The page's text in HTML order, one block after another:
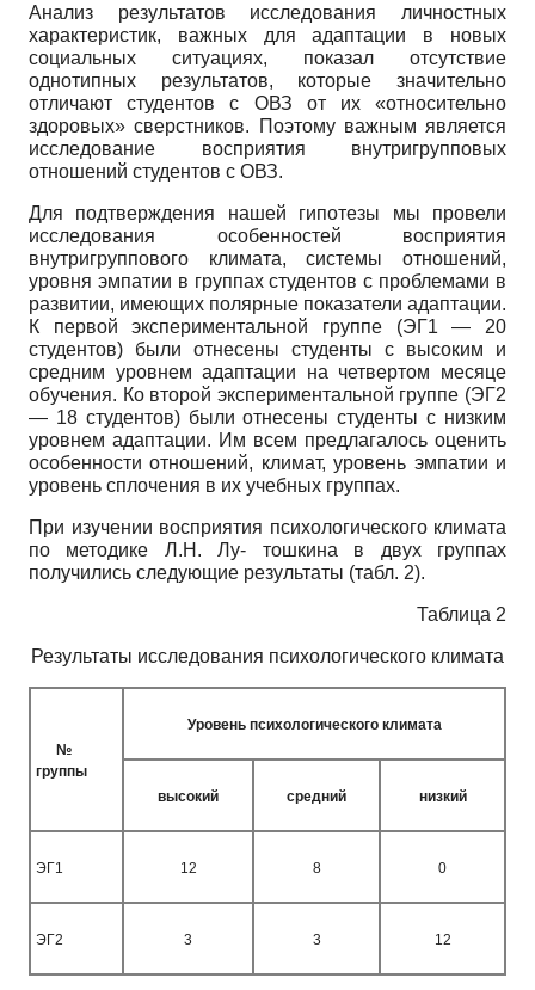
Анализ результатов исследования личностных
характеристик, важных для адаптации в новых
социальных ситуациях, показал отсутствие
однотипных результатов, которые значительно
отличают студентов с ОВЗ от их «относительно
здоровых» сверстников. Поэтому важным является
исследование восприятия внутригрупповых
отношений студентов с ОВЗ.
Для подтверждения нашей гипотезы мы провели
исследования особенностей восприятия
внутригруппового климата, системы отношений,
уровня эмпатии в группах студентов с проблемами в
развитии, имеющих полярные показатели адаптации.
К первой экспериментальной группе (ЭГ1 — 20
студентов) были отнесены студенты с высоким и
средним уровнем адаптации на четвертом месяце
обучения. Ко второй экспериментальной группе (ЭГ2
— 18 студентов) были отнесены студенты с низким
уровнем адаптации. Им всем предлагалось оценить
особенности отношений, климат, уровень эмпатии и
уровень сплочения в их учебных группах.
При изучении восприятия психологического климата
по методике Л.Н. Лу- тошкина в двух группах
получились следующие результаты (табл. 2).
Таблица 2
Результаты исследования психологического климата
№
группы
Уровень психологического климата
высокий средний низкий
ЭГ1 12 8 0
ЭГ2 3 3 12